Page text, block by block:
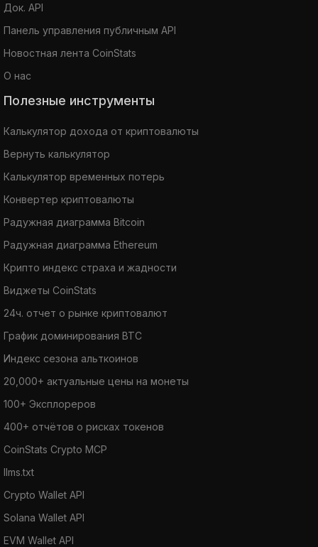
Док. API
Панель управления публичным API
Новостная лента CoinStats
О нас
Полезные инструменты
Калькулятор дохода от криптовалюты
Вернуть калькулятор
Калькулятор временных потерь
Конвертер криптовалюты
Радужная диаграмма Bitcoin
Радужная диаграмма Ethereum
Крипто индекс страха и жадности
Виджеты CoinStats
24ч. отчет о рынке криптовалют
График доминирования BTC
Индекс сезона альткоинов
20,000+ актуальные цены на монеты
100+ Эксплореров
400+ отчётов о рисках токенов
CoinStats Crypto MCP
llms.txt
Crypto Wallet API
Solana Wallet API
EVM Wallet API